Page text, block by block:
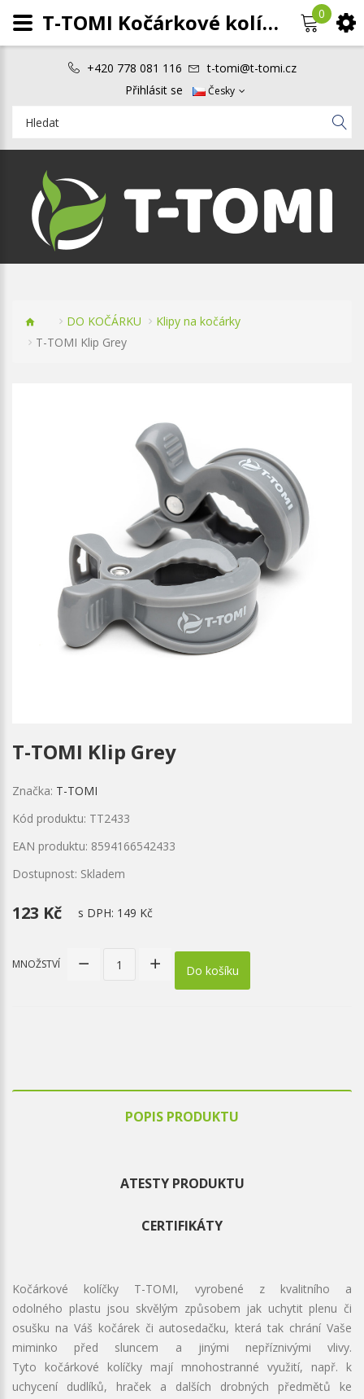
+420 778 081 116
t-tomi@t-tomi.cz
Přihlásit se
Česky
0
DO KOČÁRKU
Klipy na kočárky
T-TOMI Klip Grey
T-TOMI Klip Grey
Značka: T-TOMI
Kód produktu: TT2433
EAN produktu: 8594166542433
Dostupnost: Skladem
123 Kč s DPH: 149 Kč
MNOŽSTVÍ Do košíku
POPIS PRODUKTU
ATESTY PRODUKTU
CERTIFIKÁTY
Kočárkové kolíčky T-TOMI, vyrobené z kvalitního a
odolného plastu jsou skvělým způsobem jak uchytit plenu či
osušku na Váš kočárek či autosedačku, která tak chrání Vaše
miminko před sluncem a jinými nepříznivými vlivy.
Tyto kočárkové kolíčky mají mnohostranné využití, např. k
uchycení dudlíků, hraček a dalších drobných předmětů ke
T-TOMI Kočárkové kolíčky Grey